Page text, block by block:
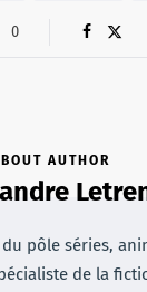
0
AUTHOR
pôle séries,
de la